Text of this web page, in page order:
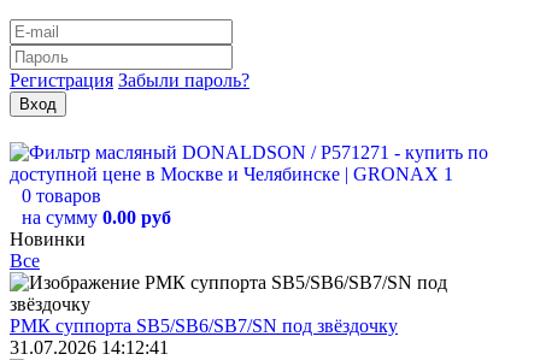
Регистрация Забыли пароль?
0 товаров
на сумму 0.00 руб
Новинки
Все
РМК суппорта SB5/SB6/SB7/SN под звёздочку
31.07.2026 14:12:41